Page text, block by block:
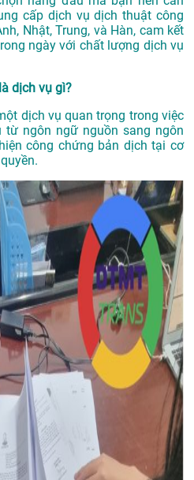
cấp dịch vụ dịch thuật công
Nhật, Trung, và Hàn, cam kết
ngày với chất lượng dịch vụ
dịch vụ gì?
dịch vụ quan trọng trong việc
từ ngôn ngữ nguồn sang ngôn
công chứng bản dịch tại cơ